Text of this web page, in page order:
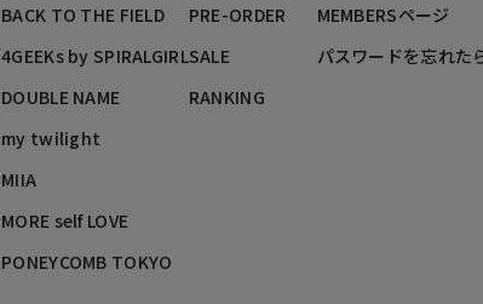
BACK TO THE FIELD
4GEEKs by SPIRALGIRL
DOUBLE NAME
my twilight
MIIA
MORE self LOVE
PONEYCOMB TOKYO
PRE-ORDER
SALE
RANKING
MEMBERSページ
パスワードを忘れた